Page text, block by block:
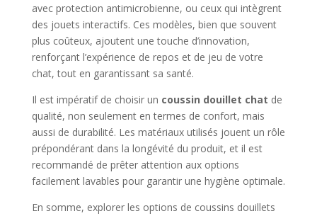
avec protection antimicrobienne, ou ceux qui intègrent
des jouets interactifs. Ces modèles, bien que souvent
plus coûteux, ajoutent une touche d’innovation,
renforçant l’expérience de repos et de jeu de votre
chat, tout en garantissant sa santé.
Il est impératif de choisir un coussin douillet chat de
qualité, non seulement en termes de confort, mais
aussi de durabilité. Les matériaux utilisés jouent un rôle
prépondérant dans la longévité du produit, et il est
recommandé de prêter attention aux options
facilement lavables pour garantir une hygiène optimale.
En somme, explorer les options de coussins douillets